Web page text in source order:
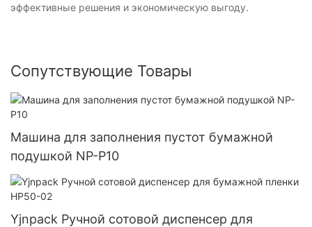
эффективные решения и экономическую выгоду.
Сопутствующие Товары
Машина для заполнения пустот бумажной
подушкой NP-P10
Yjnpack Ручной сотовой диспенсер для